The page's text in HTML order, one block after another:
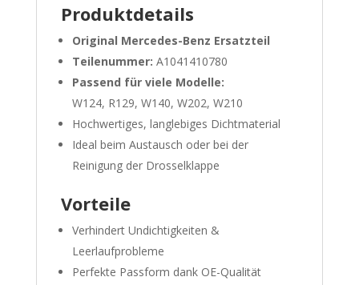
Produktdetails
Original Mercedes-Benz Ersatzteil
Teilenummer: A1041410780
Passend für viele Modelle:
W124, R129, W140, W202, W210
Hochwertiges, langlebiges Dichtmaterial
Ideal beim Austausch oder bei der
Reinigung der Drosselklappe
Vorteile
Verhindert Undichtigkeiten &
Leerlaufprobleme
Perfekte Passform dank OE-Qualität